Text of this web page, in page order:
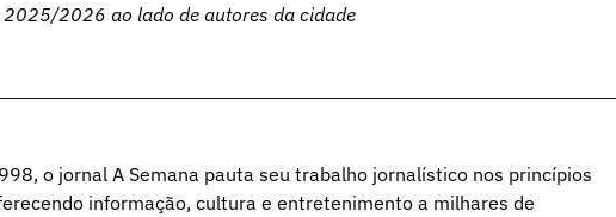
2026 ao lado de autores da cidade
o jornal A Semana pauta seu trabalho jornalístico nos princípios
informação, cultura e entretenimento a milhares de